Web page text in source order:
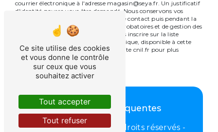
courrier électronique à l'adresse magasin@seya.fr. Un justificatif
d'identité pourra vous être demandé. Nous conservons vos
données pendant la période de prise de contact puis pendant la
durée de prescription légale aux fins probatoires et de gestion des
contentieux. Vous avez le droit de vous inscrire sur la liste
d'opposition au démarchage téléphonique, disponible à cette
adresse:Bloctel.gouv.fr . Consultez le site cnil.fr pour plus
d’informations sur vos droits.
Recherches fréquentes
©Vistalid- 2026 - Tous droits réservés -
Ce site utilise des cookies
et vous donne le contrôle
sur ceux que vous
souhaitez activer
Tout accepter
Tout refuser